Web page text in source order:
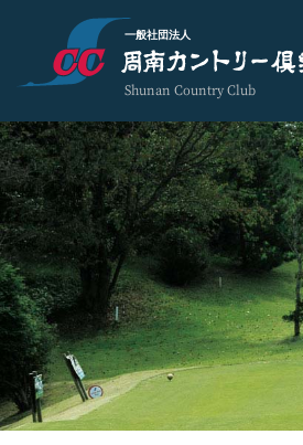
一般社団法人
Shunan Country Club